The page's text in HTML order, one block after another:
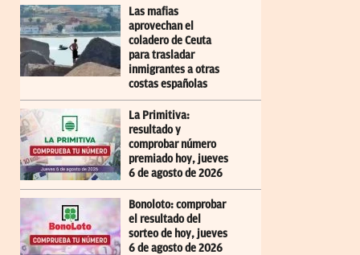
Las mafias
aprovechan el
coladero de Ceuta
para trasladar
inmigrantes a otras
costas españolas
La Primitiva:
resultado y
comprobar número
premiado hoy, jueves
6 de agosto de 2026
Bonoloto: comprobar
el resultado del
sorteo de hoy, jueves
6 de agosto de 2026